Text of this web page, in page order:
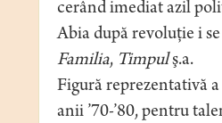
cerând imediat azil
Abia după revoluţie i
Familia, Timpulş.a.
Figură reprezentativă
anii ’70-’80, pentru